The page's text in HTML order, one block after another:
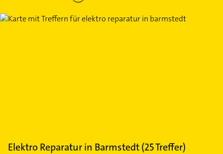
Elektro Reparaturin Barmstedt(25Treffer)